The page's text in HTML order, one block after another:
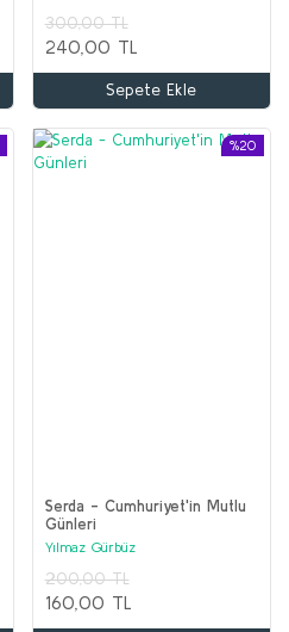
300,00 TL
240,00 TL
Sepete Ekle
%20
Serda - Cumhuriyet'in Mutlu
Günleri
Yılmaz Gürbüz
200,00 TL
160,00 TL